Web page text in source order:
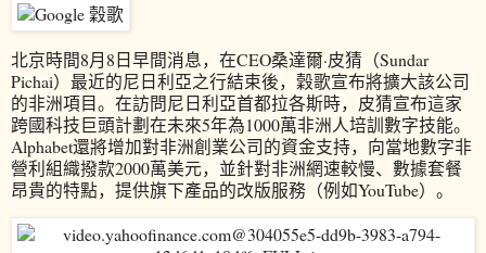
北京時間8月8日早間消息，在CEO桑達爾·皮猜（Sundar
Pichai）最近的尼日利亞之行結束後，穀歌宣布將擴大該公司
的非洲項目。在訪問尼日利亞首都拉各斯時，皮猜宣布這家
跨國科技巨頭計劃在未來5年為1000萬非洲人培訓數字技能。
Alphabet還將增加對非洲創業公司的資金支持，向當地數字非
營利組織撥款2000萬美元，並針對非洲網速較慢、數據套餐
昂貴的特點，提供旗下產品的改版服務（例如YouTube）。